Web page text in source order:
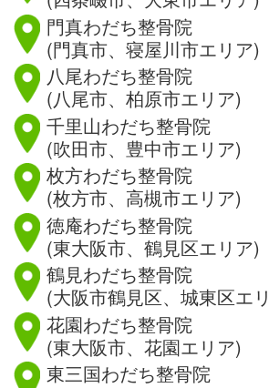
門真わだち整骨院
(門真市、寝屋川市エリア)
八尾わだち整骨院
(八尾市、柏原市エリア)
千里山わだち整骨院
(吹田市、豊中市エリア)
枚方わだち整骨院
(枚方市、高槻市エリア)
徳庵わだち整骨院
(東大阪市、鶴見区エリア)
鶴見わだち整骨院
(大阪市鶴見区、城東区エ
花園わだち整骨院
(東大阪市、花園エリア)
東三国わだち整骨院